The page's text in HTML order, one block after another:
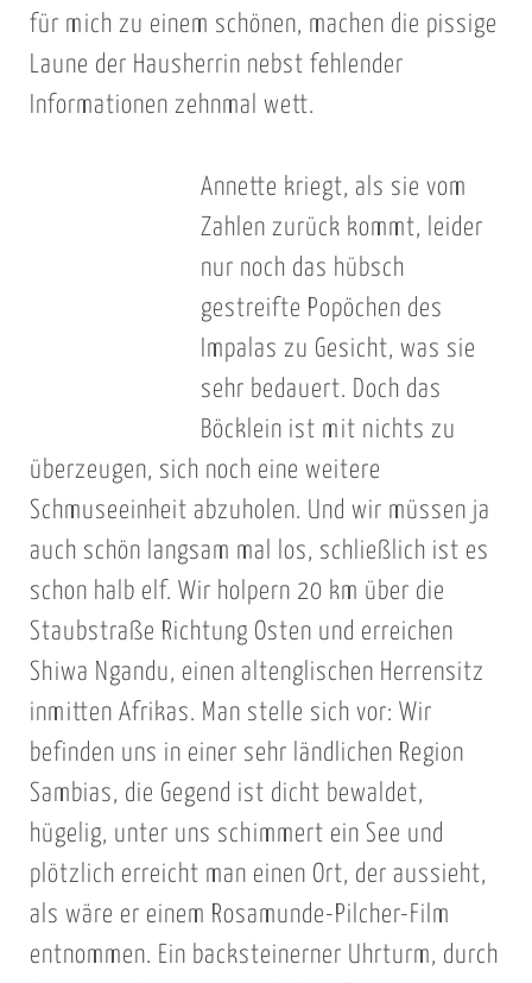
für mich zu einem schönen, machen die pissige
Laune der Hausherrin nebst fehlender
Informationen zehnmal wett.
Annette kriegt, als sie vom
Zahlen zurück kommt, leider
nur noch das hübsch
gestreifte Popöchen des
Impalas zu Gesicht, was sie
sehr bedauert. Doch das
Böcklein ist mit nichts zu
überzeugen, sich noch eine weitere
Schmuseeinheit abzuholen. Und wir müssen ja
auch schön langsam mal los, schließlich ist es
schon halb elf. Wir holpern 20 km über die
Staubstraße Richtung Osten und erreichen
Shiwa Ngandu, einen altenglischen Herrensitz
inmitten Afrikas. Man stelle sich vor: Wir
befinden uns in einer sehr ländlichen Region
Sambias, die Gegend ist dicht bewaldet,
hügelig, unter uns schimmert ein See und
plötzlich erreicht man einen Ort, der aussieht,
als wäre er einem Rosamunde-Pilcher-Film
entnommen. Ein backsteinerner Uhrturm, durch